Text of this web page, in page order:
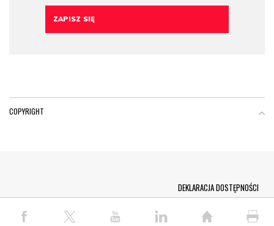
COPYRIGHT
© COPYRIGHT PAP 2026
DEKLARACJA DOSTĘPNOŚCI